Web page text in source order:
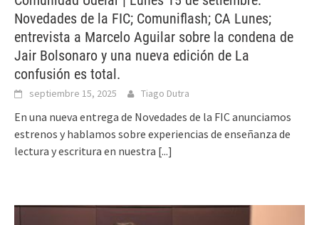
Novedades de la FIC; Comuniflash; CA Lunes;
entrevista a Marcelo Aguilar sobre la condena de
Jair Bolsonaro y una nueva edición de La
confusión es total.
septiembre 15, 2025 Tiago Dutra
En una nueva entrega de Novedades de la FIC anunciamos
estrenos y hablamos sobre experiencias de enseñanza de
lectura y escritura en nuestra [...]